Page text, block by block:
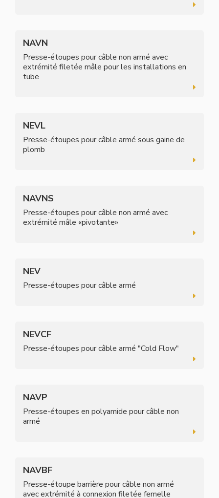
NAVN
Presse-étoupes pour câble non armé avec
extrémité filetée mâle pour les installations en
tube
NEVL
Presse-étoupes pour câble armé sous gaine de
plomb
NAVNS
Presse-étoupes pour câble non armé avec
extrémité mâle «pivotante»
NEV
Presse-étoupes pour câble armé
NEVCF
Presse-étoupes pour câble armé "Cold Flow"
NAVP
Presse-étoupes en polyamide pour câble non
armé
NAVBF
Presse-étoupe barrière pour câble non armé
avec extrémité à connexion filetée femelle